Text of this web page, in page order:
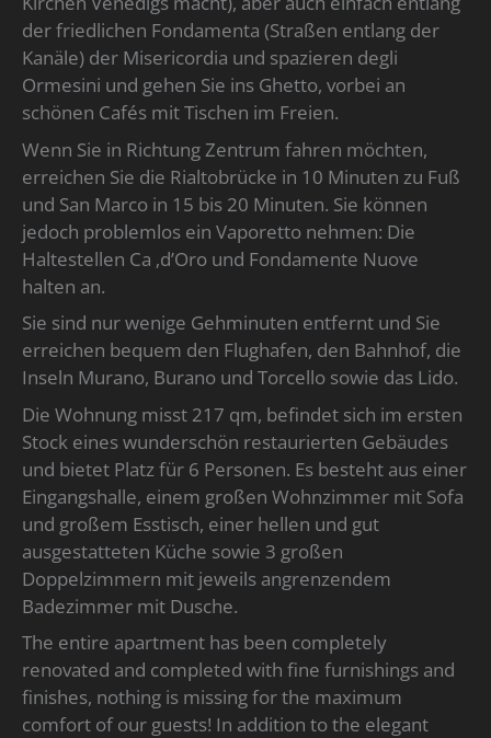
der friedlichen Fondamenta (Straßen entlang der
Kanäle) der Misericordia und spazieren degli
Ormesini und gehen Sie ins Ghetto, vorbei an
schönen Cafés mit Tischen im Freien.
Wenn Sie in Richtung Zentrum fahren möchten,
erreichen Sie die Rialtobrücke in 10 Minuten zu Fuß
und San Marco in 15 bis 20 Minuten. Sie können
jedoch problemlos ein Vaporetto nehmen: Die
Haltestellen Ca ‚d’Oro und Fondamente Nuove
halten an.
Sie sind nur wenige Gehminuten entfernt und Sie
erreichen bequem den Flughafen, den Bahnhof, die
Inseln Murano, Burano und Torcello sowie das Lido.
Die Wohnung misst 217 qm, befindet sich im ersten
Stock eines wunderschön restaurierten Gebäudes
und bietet Platz für 6 Personen. Es besteht aus einer
Eingangshalle, einem großen Wohnzimmer mit Sofa
und großem Esstisch, einer hellen und gut
ausgestatteten Küche sowie 3 großen
Doppelzimmern mit jeweils angrenzendem
Badezimmer mit Dusche.
The entire apartment has been completely
renovated and completed with fine furnishings and
finishes, nothing is missing for the maximum
comfort of our guests! In addition to the elegant